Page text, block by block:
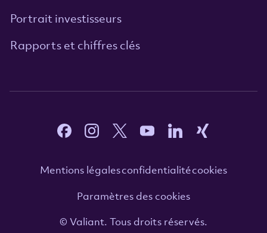
Portrait investisseurs
Rapports et chiffres clés
Mentions légalesconfidentialitécookies
Paramètres des cookies
© Valiant. Tous droits réservés.